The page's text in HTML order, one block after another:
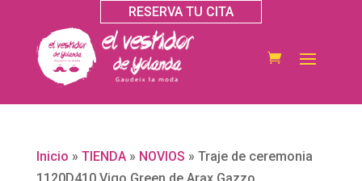
RESERVA TU CITA
Inicio » TIENDA» NOVIOS » Traje de ceremonia